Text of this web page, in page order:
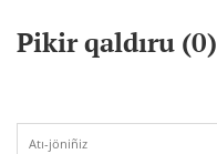
Pikir qaldıru (0)